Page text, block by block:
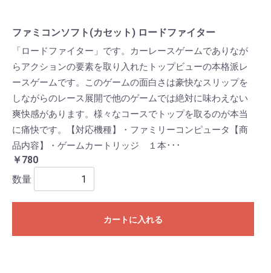
ファミコンソフト(カセット) ロードファイター
「ロードファイター」です。カーレースゲームでありなが
らアクションの要素を取り入れたトップビューの本格派レ
ースゲームです。このゲームの面白さは豪快なスリップを
しながらのレース展開で他のゲームでは絶対に味わえない
爽快感があります。様々なコースでトップを取るのが本当
に痛快です。【対応機種】・ファミリーコンピュータ【商
品内容】・ゲームカートリッジ １本･･･
￥780
数量
カートに入れる